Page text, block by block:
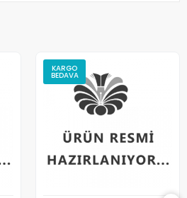
KARGO
BEDAVA